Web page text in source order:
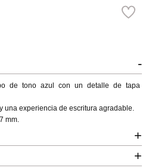
-
de tono azul con un detalle de tapa
una experiencia de escritura agradable.
mm.
+
+